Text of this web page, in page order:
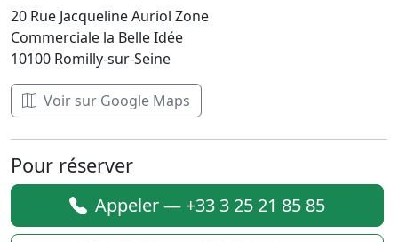
20 Rue Jacqueline Auriol Zone
Commerciale la Belle Idée
10100 Romilly-sur-Seine
Voir sur Google Maps
Pour réserver
Appeler — +33 3 25 21 85 85